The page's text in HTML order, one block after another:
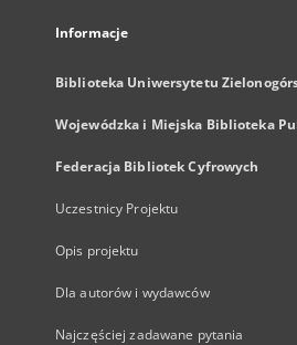
Informacje
Biblioteka Uniwersytetu
Wojewódzka i Miejska Biblioteka
Federacja Bibliotek Cyfrowych
Uczestnicy Projektu
Opis projektu
Dla autorów i wydawców
Najczęściej zadawane pytania